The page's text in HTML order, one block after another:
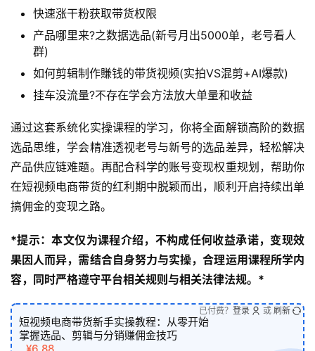
快速涨干粉获取带货权限
产品哪里来?之数据选品(新号月出5000单，老号看人
群)
如何剪辑制作賺钱的带货视频(实拍VS混剪+AI爆款)
挂车没流量?不存在学会方法放大单量和收益
通过这套系统化实操课程的学习，你将全面解锁高阶的数据
选品思维，学会精准透视老号与新号的选品差异，轻松解决
产品供应链难题。再配合科学的账号变现权重规划，帮助你
在短视频电商带货的红利期中脱颖而出，顺利开启持续出单
搞佣金的变现之路。
*提示：本文仅为课程介绍，不构成任何收益承诺，变现效
果因人而异，需结合自身努力与实操，合理运用课程所学内
容，同时严格遵守平台相关规则与相关法律法规。*
短视频电商带货新手实操教程：从零开始
掌握选品、剪辑与分销赚佣金技巧
已付费？ 登录 或 刷新